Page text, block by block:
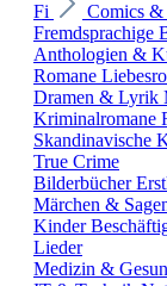
Fi
Comics &
Fremdsprachige
Anthologien &
Romane
Dramen & Lyrik
Kriminalromane
Skandinavische
True Crime
Bilderbücher
Märchen &
Kinder
Lieder
Medizin &